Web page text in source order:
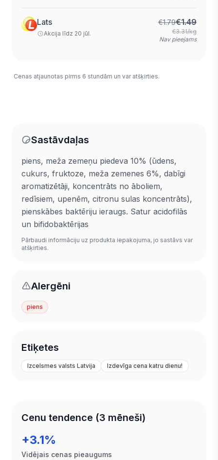
Lats
Akcija līdz 20 jūl.
€1.79€1.49
€3.31/kg
Nav pieejams
Cenas atjaunotas pirms 6 stundām un var atšķirties.
Sastāvdaļas
piens, meža zemeņu piedeva 10% (ūdens,
cukurs, fruktoze, meža zemenes 6%, dabīgi
aromatizētāji, koncentrāts no āboliem,
redīsiem, upenēm, citronu sulas koncentrāts),
pienskābes baktēriju ieraugs. Satur acidofilās
un bifidobaktērijas
Pārbaudi informāciju uz produkta iepakojuma, jo sastāvs var
atšķirties.
Alergēni
piens
Etiķetes
Izcelsmes valsts Latvija Izdevīga cena katru dienu!
Cenu tendence (3 mēneši)
+3.1%
Vidējais cenas pieaugums